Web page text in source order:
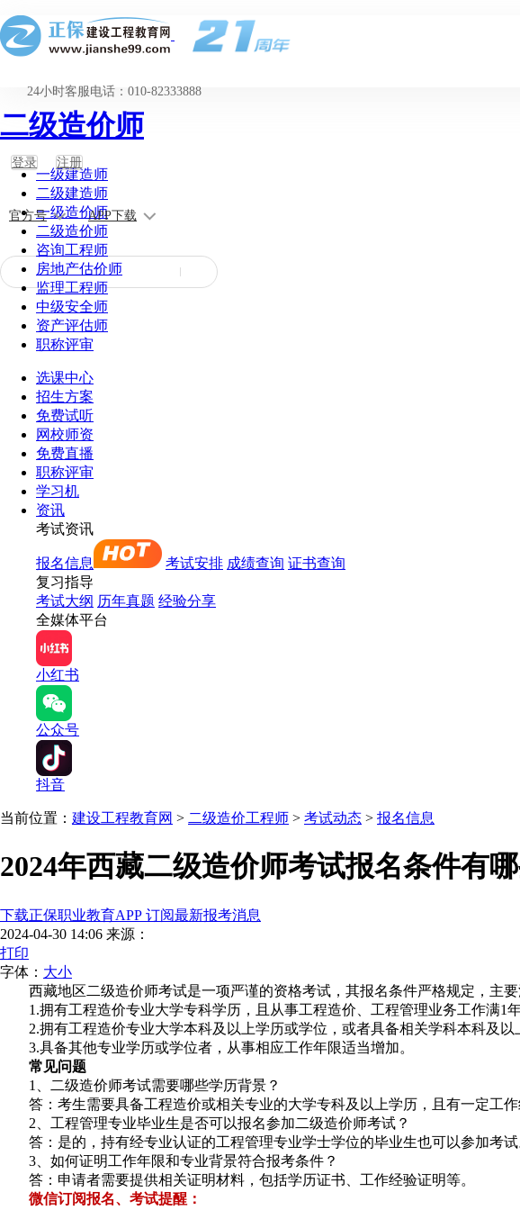
24小时客服电话：010-82333888
登录 注册
官方号 APP下载
二级造价师
一级建造师
二级建造师
一级造价师
二级造价师
咨询工程师
房地产估价师
监理工程师
中级安全师
资产评估师
职称评审
选课中心
招生方案
免费试听
网校师资
免费直播
职称评审
学习机
资讯
考试资讯
报名信息 考试安排 成绩查询 证书查询
复习指导
考试大纲 历年真题 经验分享
全媒体平台
小红书
公众号
抖音
当前位置： 建设工程教育网 > 二级造价工程师 > 考试动态 > 报名信息
2024年西藏二级造价师考试报名条件有
下载正保职业教育APP 订阅最新报考消息
2024-04-30 14:06 来源：
打印
字体： 大小
西藏地区二级造价师考试是一项严谨的资格考试，其报名条件严格规定，主
1.拥有工程造价专业大学专科学历，且从事工程造价、工程管理业务工作满1
2.拥有工程造价专业大学本科及以上学历或学位，或者具备相关学科本科及
3.具备其他专业学历或学位者，从事相应工作年限适当增加。
常见问题
1、二级造价师考试需要哪些学历背景？
答：考生需要具备工程造价或相关专业的大学专科及以上学历，且有一定工作
2、工程管理专业毕业生是否可以报名参加二级造价师考试？
答：是的，持有经专业认证的工程管理专业学士学位的毕业生也可以参加考试
3、如何证明工作年限和专业背景符合报考条件？
答：申请者需要提供相关证明材料，包括学历证书、工作经验证明等。
微信订阅报名、考试提醒：